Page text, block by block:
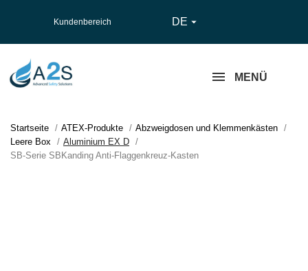
Kundenbereich DE 
MENÜ
Startseite ATEX-Produkte
Abzweigdosen und Klemmenkästen
Leere Box
Aluminium EX D
SB-Serie SBKanding Anti-Flaggenkreuz-Kasten